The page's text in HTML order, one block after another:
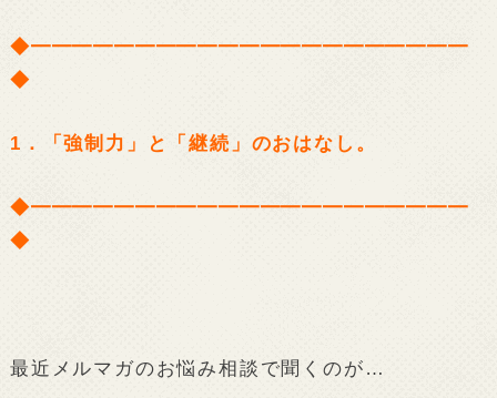
◆━━━━━━━━━━━━━━━━━━━━━
◆
1．「強制力」と「継続」のおはなし。
◆━━━━━━━━━━━━━━━━━━━━━
◆
最近メルマガのお悩み相談で聞くのが…